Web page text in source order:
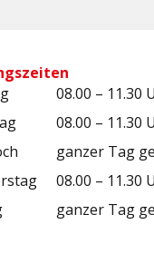
08.00 – 11.30
08.00 – 11.30
ganzer Tag
08.00 – 11.30
ganzer Tag